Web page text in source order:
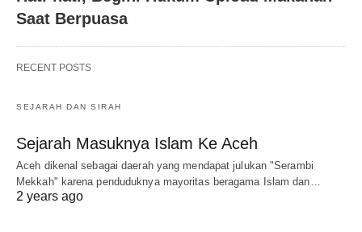
Saat Berpuasa
RECENT POSTS
SEJARAH DAN SIRAH
Sejarah Masuknya Islam Ke Aceh
Aceh dikenal sebagai daerah yang mendapat julukan "Serambi
Mekkah" karena penduduknya mayoritas beragama Islam dan…
2 years ago